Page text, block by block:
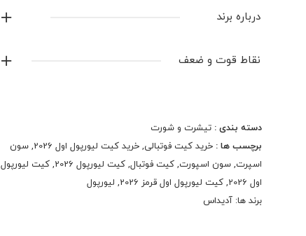
درباره برند
نقاط قوت و ضعف
دسته بندی : تیشرت و شورت
برچسب ها : خرید کیت فوتبالی, خرید کیت لیورپول اول 2026 , سون
اسپرت, سون اسپورت, کیت فوتبال, کیت لیورپول 2026 , کیت لیورپول
اول 2026
, کیت لیورپول اول قرمز 2026 , لیورپول
برند ها: آدیداس